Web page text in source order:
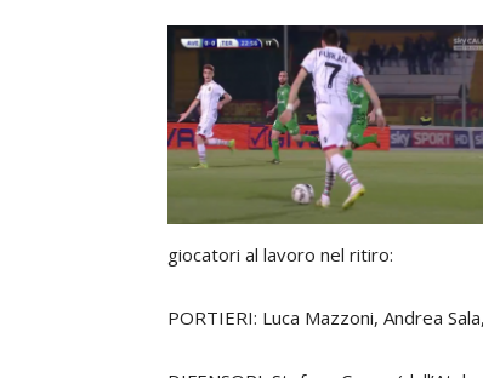
giocatori al lavoro nel ritiro:
PORTIERI: Luca Mazzoni, Andrea